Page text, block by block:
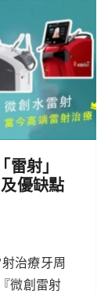
射」
優缺點
治療牙周
微創雷射